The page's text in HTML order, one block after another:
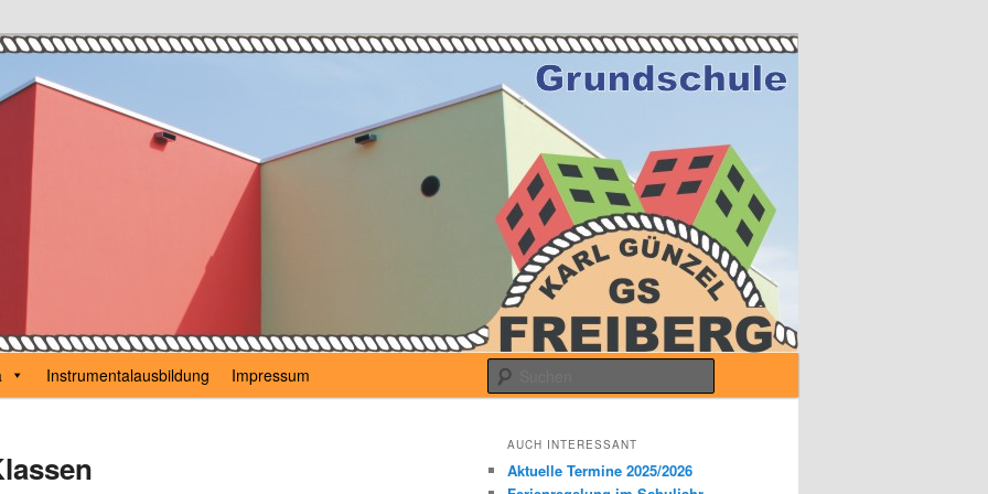
Günzel
Instrumentalausbildung Impressum
AUCH INTERESSANT
Aktuelle Termine 2025/2026